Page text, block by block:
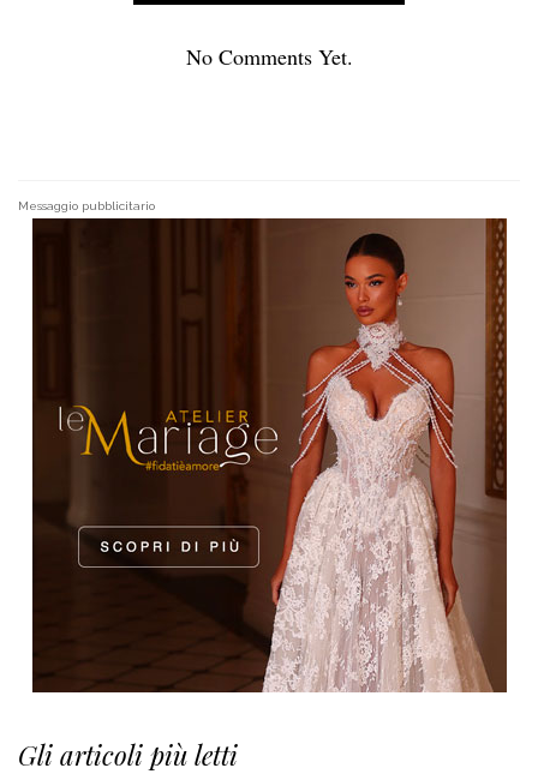
No Comments Yet.
Messaggio pubblicitario
Gli articoli più letti